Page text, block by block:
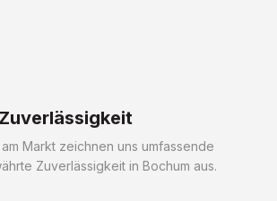
Markt zeichnen uns umfassende
Zuverlässigkeit in Bochum aus.